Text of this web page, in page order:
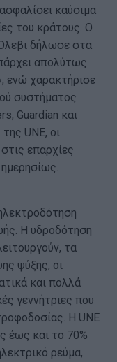
καύσιμα
του κράτους. Ο
δήλωσε στα
απολύτως
ενώ χαρακτήρισε
συστήματος
Guardian και
UNE, οι
επαρχίες
Η υδροδότηση
τα
ψύξης, οι
και πολλά
γεννήτριες που
Η UNE
έως και το 70%
ρεύμα,